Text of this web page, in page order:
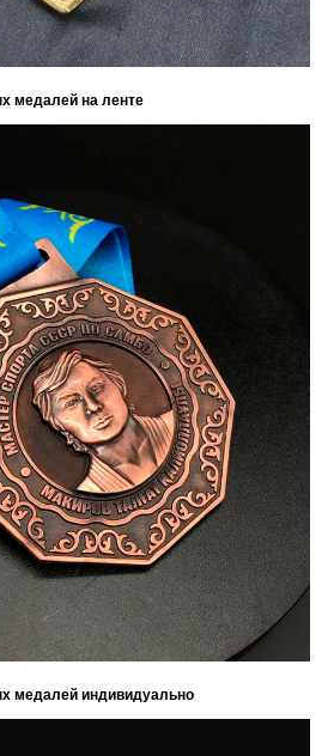
медалей на ленте
медалей индивидуально